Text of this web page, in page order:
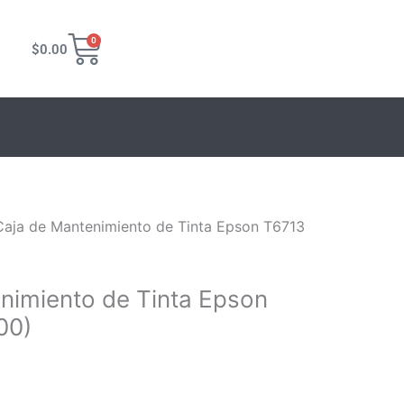
$0.00
0
Carrito
de Mantenimiento de Tinta Epson T6713
de Tinta Epson